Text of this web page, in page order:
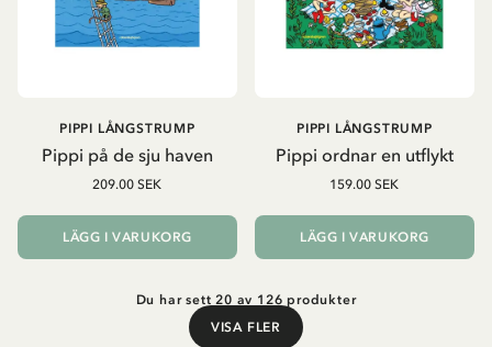
Pippi på de sju haven
PIPPI LÅNGSTRUMP
209.00 SEK
LÄGG I VARUKORG
Pippi ordnar en utflykt
PIPPI LÅNGSTRUMP
159.00 SEK
LÄGG I VARUKORG
Du har sett 20 av 126 produkter
VISA FLER
Visa fler